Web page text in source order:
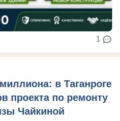
1
в Таганроге
проекта по ремонту
Чайкиной